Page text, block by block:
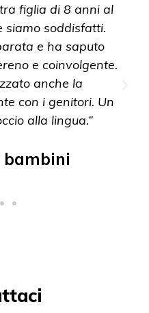
figlia di 8 anni al
siamo soddisfatti.
e ha saputo
e coinvolgente.
anche la
con i genitori. Un
alla lingua.”
bambini